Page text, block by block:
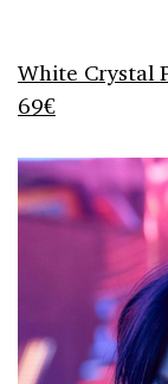
White Crystal
69€